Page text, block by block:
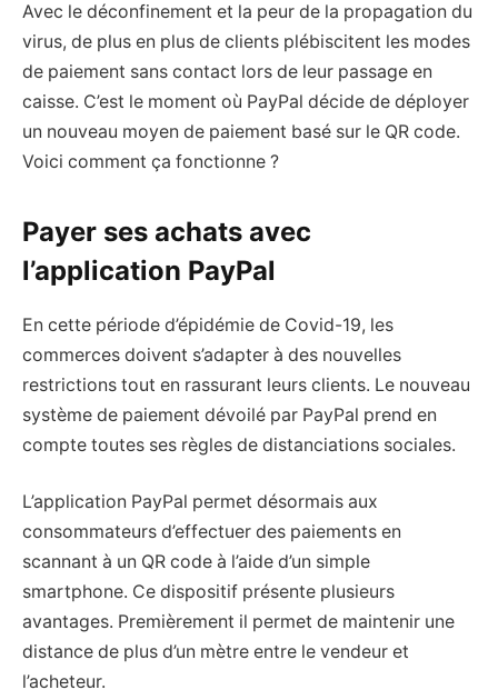
Avec le déconfinement et la peur de la propagation du
virus, de plus en plus de clients plébiscitent les modes
de paiement sans contact lors de leur passage en
caisse. C’est le moment où PayPal décide de déployer
un nouveau moyen de paiement basé sur le QR code.
Voici comment ça fonctionne ?
Payer ses achats avec
l’application PayPal
En cette période d’épidémie de Covid-19, les
commerces doivent s’adapter à des nouvelles
restrictions tout en rassurant leurs clients. Le nouveau
système de paiement dévoilé par PayPal prend en
compte toutes ses règles de distanciations sociales.
L’application PayPal permet désormais aux
consommateurs d’effectuer des paiements en
scannant à un QR code à l’aide d’un simple
smartphone. Ce dispositif présente plusieurs
avantages. Premièrement il permet de maintenir une
distance de plus d’un mètre entre le vendeur et
l’acheteur.